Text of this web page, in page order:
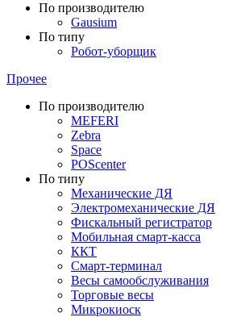
По производителю
Gausium
По типу
Робот-уборщик
Прочее
По производителю
MEFERI
Zebra
Space
POScenter
По типу
Механические ДЯ
Электромеханические ДЯ
Фискальный регистратор
Мобильная смарт-касса
ККТ
Смарт-терминал
Весы самообслуживания
Торговые весы
Микрокиоск